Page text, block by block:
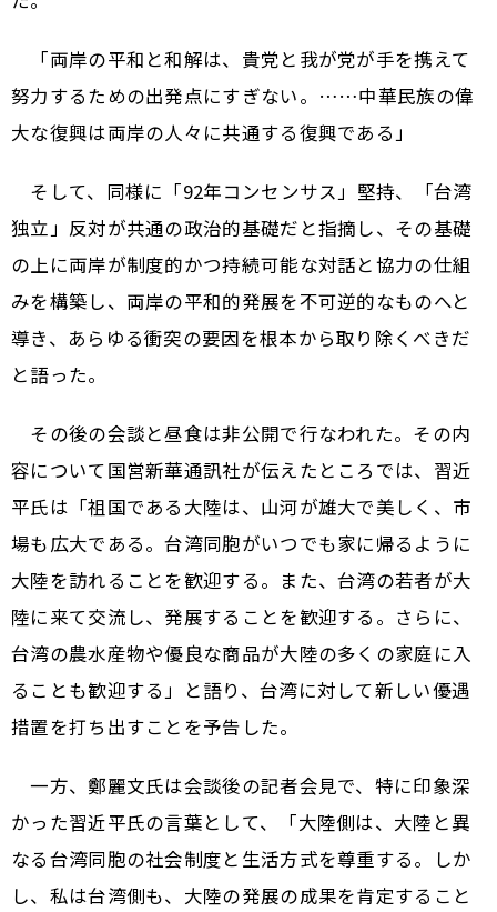
「両岸の平和と和解は、貴党と我が党が手を携えて
努力するための出発点にすぎない。……中華民族の偉
大な復興は両岸の人々に共通する復興である」
そして、同様に「92年コンセンサス」堅持、「台湾
独立」反対が共通の政治的基礎だと指摘し、その基礎
の上に両岸が制度的かつ持続可能な対話と協力の仕組
みを構築し、両岸の平和的発展を不可逆的なものへと
導き、あらゆる衝突の要因を根本から取り除くべきだ
と語った。
その後の会談と昼食は非公開で行なわれた。その内
容について国営新華通訊社が伝えたところでは、習近
平氏は「祖国である大陸は、山河が雄大で美しく、市
場も広大である。台湾同胞がいつでも家に帰るように
大陸を訪れることを歓迎する。また、台湾の若者が大
陸に来て交流し、発展することを歓迎する。さらに、
台湾の農水産物や優良な商品が大陸の多くの家庭に入
ることも歓迎する」と語り、台湾に対して新しい優遇
措置を打ち出すことを予告した。
一方、鄭麗文氏は会談後の記者会見で、特に印象深
かった習近平氏の言葉として、「大陸側は、大陸と異
なる台湾同胞の社会制度と生活方式を尊重する。しか
し、私は台湾側も、大陸の発展の成果を肯定すること